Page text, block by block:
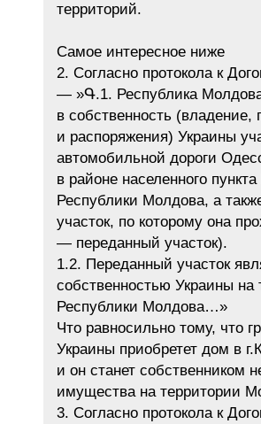
территорий.
Самое интересное ниже
2. Согласно протокола к
— »Գ.1. Республика
в собственность (владение,
и распоряжения) Украины
автомобильной дороги
в районе населенного
Республики Молдова, а
участок, по которому она
— переданный участок).
1.2. Переданный участок
собственностью Украины на
Республики Молдова…»
Что равносильно тому, что
Украины приобретет дом в
и он станет собственником
имущества на территории
3. Согласно протокола к